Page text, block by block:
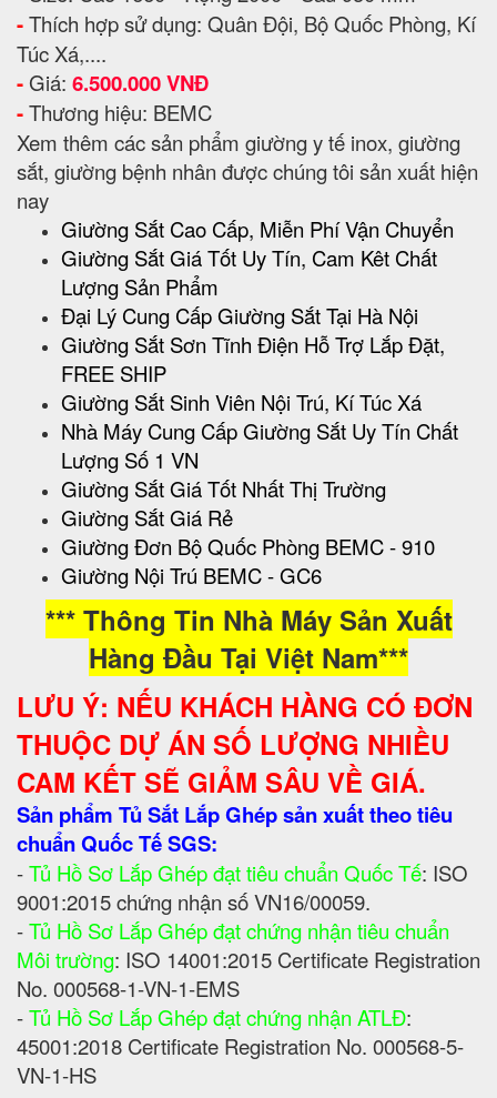
-Thích hợp sử dụng: Quân Đội, Bộ Quốc Phòng, Kí
Túc Xá,....
- Giá: 6.500.000 VNĐ
-Thương hiệu: BEMC
Xem thêm các sản phẩm giường y tế inox, giường
sắt, giường bệnh nhân được chúng tôi sản xuất hiện
nay
Giường Sắt Cao Cấp, Miễn Phí Vận Chuyển
Giường Sắt Giá Tốt Uy Tín, Cam Kêt Chất
Lượng Sản Phẩm
Đại Lý Cung Cấp Giường Sắt Tại Hà Nội
Giường Sắt Sơn Tĩnh Điện Hỗ Trợ Lắp Đặt,
FREE SHIP
Giường Sắt Sinh Viên Nội Trú, Kí Túc Xá
Nhà Máy Cung Cấp Giường Sắt Uy Tín Chất
Lượng Số 1 VN
Giường Sắt Giá Tốt Nhất Thị Trường
Giường Sắt Giá Rẻ
Giường Đơn Bộ Quốc Phòng BEMC - 910
Giường Nội Trú BEMC - GC6
*** Thông Tin Nhà Máy Sản Xuất
Hàng Đầu Tại Việt Nam***
LƯU Ý: NẾU KHÁCH HÀNG CÓ ĐƠN
THUỘC DỰ ÁN SỐ LƯỢNG NHIỀU
CAM KẾT SẼ GIẢM SÂU VỀ GIÁ.
Sản phẩm Tủ Sắt Lắp Ghép sản xuất theo tiêu
chuẩn Quốc Tế SGS:
-Tủ Hồ Sơ Lắp Ghép đạt tiêu chuẩn Quốc Tế: ISO
9001:2015 chứng nhận số VN16/00059.
-Tủ Hồ Sơ Lắp Ghép đạt chứng nhận tiêu chuẩn
Môi trường: ISO 14001:2015 Certificate Registration
No. 000568-1-VN-1-EMS
-Tủ Hồ Sơ Lắp Ghép đạt chứng nhận ATLĐ:
45001:2018 Certificate Registration No. 000568-5-
VN-1-HS